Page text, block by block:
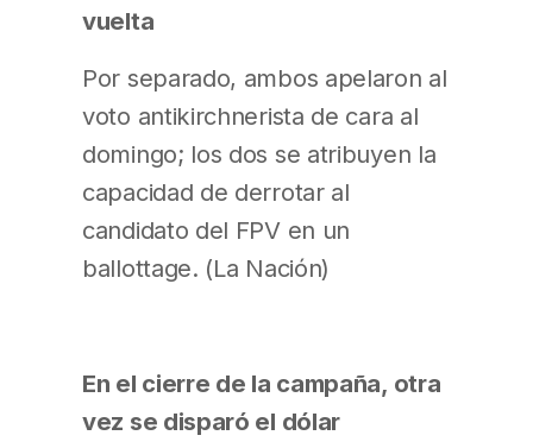
vuelta
Por separado, ambos apelaron al
voto antikirchnerista de cara al
domingo; los dos se atribuyen la
capacidad de derrotar al
candidato del FPV en un
ballottage. (La Nación)
En el cierre de la campaña, otra
vez se disparó el dólar